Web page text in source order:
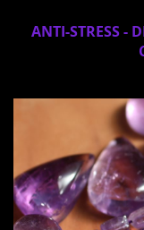
ANTI-STRESS -